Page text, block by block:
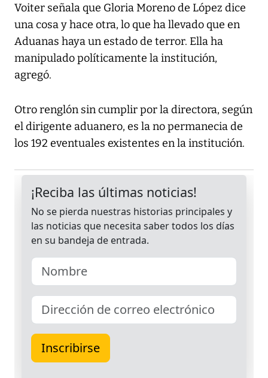
Voiter señala que Gloria Moreno de López dice
una cosa y hace otra, lo que ha llevado que en
Aduanas haya un estado de terror. Ella ha
manipulado políticamente la institución,
agregó.
Otro renglón sin cumplir por la directora, según
el dirigente aduanero, es la no permanecia de
los 192 eventuales existentes en la institución.